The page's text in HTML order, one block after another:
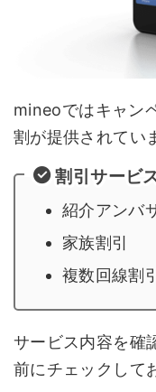
mineoではキャン
割が提供されてい
割引サービ
紹介アンバ
家族割引
複数回線割
サービス内容を確
前にチェックして